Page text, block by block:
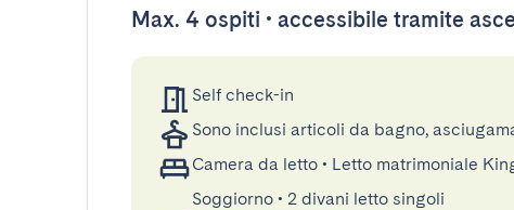
Max. 4 ospiti • accessibile tramite
Self check-in
Sono inclusi articoli da bagno,
Camera da letto • Letto matrimoniale
Soggiorno • 2 divani letto singoli